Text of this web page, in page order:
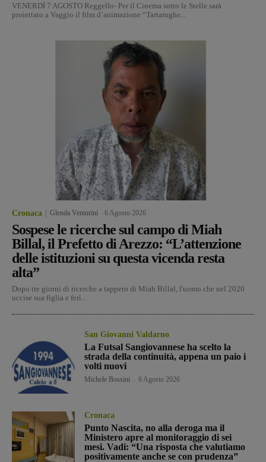
VENERDÌ 7 AGOSTO Reggello- Per il Cinema sotto le Stelle sarà
proiettato a Vaggio il film d’animazione “Tartarughe...
Cronaca Glenda Venturini 6 Agosto 2026
Sospese le ricerche sul campo di Miah
Billal, il Prefetto di Arezzo: “L’attenzione
delle istituzioni su questa vicenda resta
alta”
Dopo tre giorni di ricerche a tappeto di Miah Billal, l'uomo che nel 2020
uccise sua figlia e ferì...
San Giovanni Valdarno
La Futsal Sangiovannese ha scelto la
strada della continuità, appena un paio i
volti nuovi
Michele Bossini 6 Agosto 2026
Cronaca
Punto Nascita, no alla deroga ma il
Ministero apre al monitoraggio di sei
mesi. Vadi: “Una risposta che valutiamo
positivamente anche se con prudenza”